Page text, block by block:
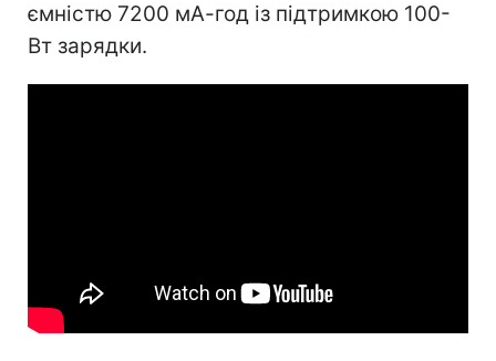
ємністю 7200 мА-год із підтримкою 100-
Вт зарядки.